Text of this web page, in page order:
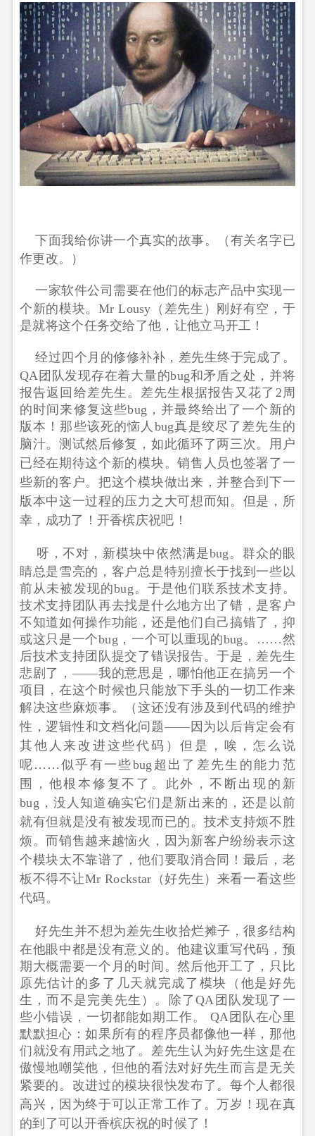
下面我给你讲一个真实的故事。（有关名字已
作更改。）
一家软件公司需要在他们的标志产品中实现一
个新的模块。Mr Lousy（差先生）刚好有空，于
是就将这个任务交给了他，让他立马开工！
经过四个月的修修补补，差先生终于完成了。
QA团队发现存在着大量的bug和矛盾之处，并将
报告返回给差先生。差先生根据报告又花了2周
的时间来修复这些bug，并最终给出了一个新的
版本！那些该死的恼人bug真是绞尽了差先生的
脑汁。测试然后修复，如此循环了两三次。 用户
已经在期待这个新的模块。销售人员也签署了一
些新的客户。把这个模块做出来，并整合到下一
版本中这一过程的压力之大可想而知。但是，所
幸，成功了！开香槟庆祝吧！
呀，不对，新模块中依然满是bug。群众的眼
睛总是雪亮的，客户总是特别擅长于找到一些以
前从未被发现的bug。于是他们联系技术支持。
技术支持团队再去找是什么地方出了错，是客户
不知道如何操作功能，还是他们自己搞错了，抑
或这只是一个bug，一个可以重现的bug。……然
后技术支持团队提交了错误报告。于是，差先生
悲剧了，——我的意思是，哪怕他正在搞另一个
项目，在这个时候也只能放下手头的一切工作来
解决这些麻烦事。
（这还没有涉及到代码的维护
性，逻辑性和文档化问题——因为以后肯定会有
其他人来改进这些代码）但是，唉，怎么说
呢……似乎有一些bug超出了差先生的能力范
围，他根本修复不了。此外，不断出现的新
bug，没人知道确实它们是新出来的，还是以前
就有但就是没有被发现而已的。技术支持烦不胜
烦。而销售越来越恼火，因为新客户纷纷表示这
个模块太不靠谱了，他们要取消合同！ 最后，老
板不得不让Mr Rockstar（好先生）来看一看这些
代码。
好先生并不想为差先生收拾烂摊子，很多结构
在他眼中都是没有意义的。他建议重写代码，预
期大概需要一个月的时间。然后他开工了，只比
原先估计的多了几天就完成了模块（他是好先
生，而不是完美先生）。除了QA团队发现了一
些小错误，一切都能如期工作。 QA团队在心里
默默担心：如果所有的程序员都像他一样，那他
们就没有用武之地了。差先生认为好先生这是在
傲慢地嘲笑他，但他的看法对好先生而言是无关
紧要的。 改进过的模块很快发布了。每个人都很
高兴，因为终于可以正常工作了。万岁！现在真
的到了可以开香槟庆祝的时候了！